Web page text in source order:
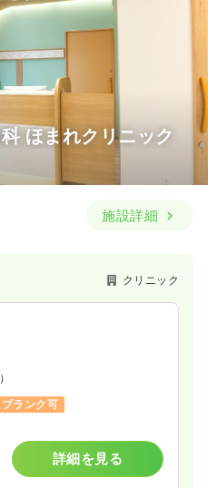
ほまれクリニック
施設詳細
クリニック
ブランク可
詳細を見る